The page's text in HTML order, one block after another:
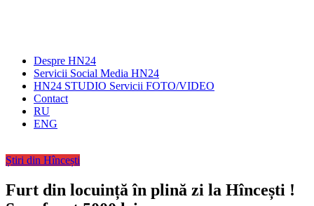
Despre HN24
Servicii Social Media HN24
HN24 STUDIO Servicii FOTO/VIDEO
Contact
RU
ENG
Știri din Hîncești
Furt din locuință în plină zi la Hîncești !